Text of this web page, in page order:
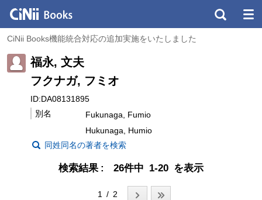
CiNii Books機能統合対応の追加実施をいたしました
福永, 文夫
フクナガ, フミオ
ID:DA08131895
別名
Fukunaga, Fumio
Hukunaga, Humio
同姓同名の著者を検索
検索結果 26件中 1-20 を表示
1 / 2